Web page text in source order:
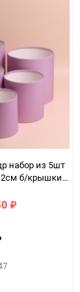
из 5шт
б/крышки
₽